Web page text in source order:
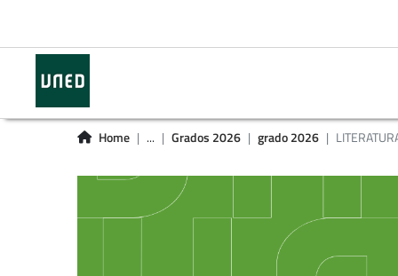
Home ... Grados 2026 grado 2026